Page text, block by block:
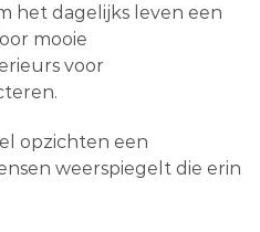
het dagelijks leven een
mooie
voor
opzichten een
weerspiegelt die erin